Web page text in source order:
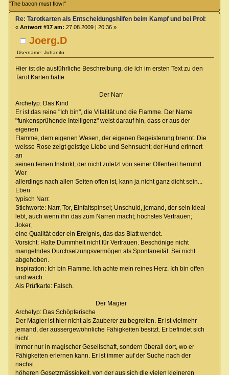
"The bacon must flow!"
Joerg.D
Username: Juhanito
Re: Tarotkarten als Entscheidungshilfen beim Kampf und bei Proben
« Antwort #17 am: 27.08.2009 | 20:36 »
Hier ist die ausführliche Beschreibung, die ich im ersten Text zu den
Tarot Karten hatte.
Der Narr
Archetyp: Das Kind
Er ist das reine "Ich bin", die Vitalität und die Flamme. Der Name
"funkensprühende Intelligenz" weist darauf hin, dass er aus der
eigenen
Flamme, dem eigenen Wesen, der eigenen Begeisterung brennt. Die
weisse Rose zeigt geistige Liebe und Sehnsucht; der Hund erinnert
an
seinen feinen Instinkt, der nicht zuletzt von seiner Offenheit herrührt.
Wer
allerdings nach allen Seiten offen ist, kann ja nicht ganz dicht sein...
Eben
typisch Narr.
Stichworte: Narr, Tor, Einfaltspinsel; Unschuld, jemand, der sein Ideal
lebt, auch wenn ihn das zum Narren macht; höchstes Vertrauen;
Joker,
eine Qualität oder ein Ereignis, das das Blatt wendet.
Vorsicht: Halte Dummheit nicht für Vertrauen. Beschönige nicht
mangelndes Durchsetzungsvermögen als Spontaneität. Sei nicht
abgehoben.
Inspiration: Ich bin Flamme. Ich achte mein reines Herz. Ich bin offen
und wach.
Als Prüfkarte: Falsch.
Der Magier
Archetyp: Das Schöpferische
Der Magier ist hier nicht als Zauberer zu begreifen. Er ist vielmehr
jemand, der aussergewöhnliche Fähigkeiten besitzt. Er befindet sich
nicht
immer nur in magischer Gesellschaft, sondern überall dort, wo er
Fähigkeiten erlernen kann. Er ist immer auf der Suche nach der
nächst
höheren Gesetzmässigkeit, von der aus sich die vielen kleineren